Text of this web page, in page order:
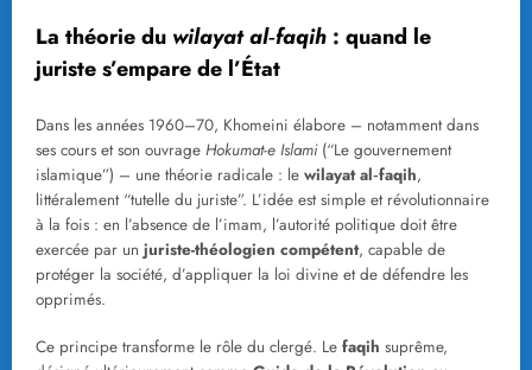
La théorie du wilayat al‑faqih : quand le
juriste s’empare de l’État
Dans les années 1960–70, Khomeini élabore – notamment dans
ses cours et son ouvrage Hokumat-e Islami(“Le gouvernement
islamique”) – une théorie radicale : le wilayat al‑faqih,
littéralement “tutelle du juriste”. L’idée est simple et révolutionnaire
à la fois : en l’absence de l’imam, l’autorité politique doit être
exercée par un juriste-théologien compétent, capable de
protéger la société, d’appliquer la loi divine et de défendre les
opprimés.
Ce principe transforme le rôle du clergé. Le faqih suprême,